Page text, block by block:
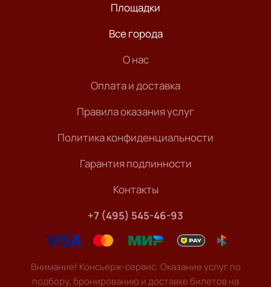
Площадки
Все города
О нас
Оплата и доставка
Правила оказания услуг
Политика конфиденциальности
Гарантия подлинности
Контакты
+7 (495) 545-46-93
Внимание! Консьерж-сервис. Оказание услуг по
подбору, бронированию и доставке билетов на